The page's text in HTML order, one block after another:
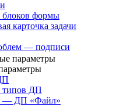
формы
карточка задачи
— подписи
параметры
типов ДП
— ДП «Файл»